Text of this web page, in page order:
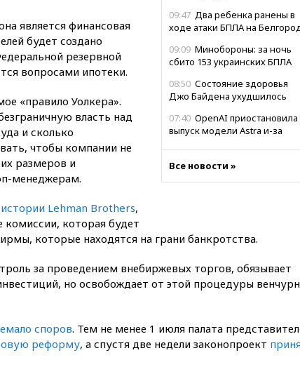
09:47 Два ребенка ранены в
ходе атаки БПЛА на Белгород
09:09 Минобороны: за ночь
сбито 153 украинских БПЛА
08:50 Состояние здоровья
Джо Байдена ухудшилось
07:40 OpenAI приостановила
выпуск модели Astra и-за
06:25 У берегов Италии
свыше $1 млрд
высоких темпах строительства
недвижимости в Москве
сезон
00:25
В Красноярском крае
Все новости »
является финансовая
будет создано
резервной
вопросами ипотеки.
«правило Уолкера».
власть над
и сколько
чтобы компании не
размеров и
менеджерам.
истории Lehman Brothers,
комиссии, которая будет
которые находятся на грани банкротства.
за проведением внебиржевых торгов, обязывает
но освобождает от этой процедуры
споров. Тем не менее 1 июля палата
реформу, а спустя две недели законопроект